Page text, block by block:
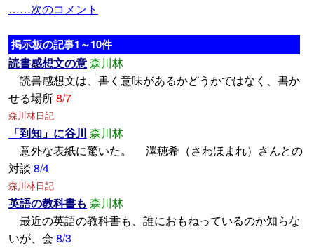
……次のコメント
掲示板の記事1～10件
読書感想文の意森川林
読書感想文は、書く意味があるかどうかではなく、書か
せる場所8/7
森川林日記
「到知」に谷川 森川林
意外な表紙に驚いた。 澤穂希（さわほまれ）さんとの
対談 8/4
森川林日記
英語の教科書も 森川林
最近の英語の教科書も、誰におもねっているのか知らな
いが、会 8/3